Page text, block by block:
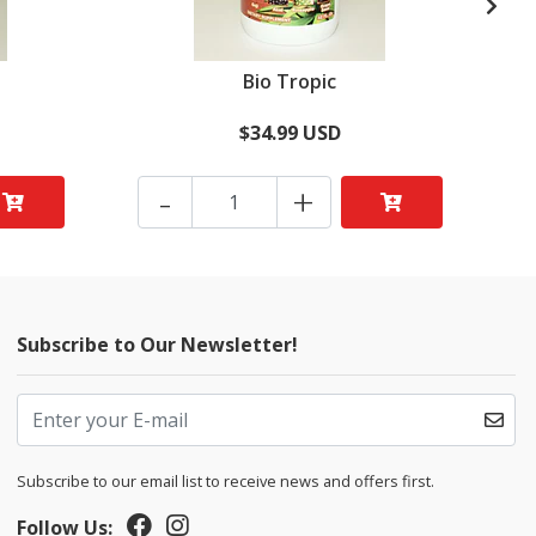
Bio Tropic
$34.99 USD
- +
Subscribe to Our Newsletter!
Subscribe to our email list to receive news and offers first.
Follow Us: